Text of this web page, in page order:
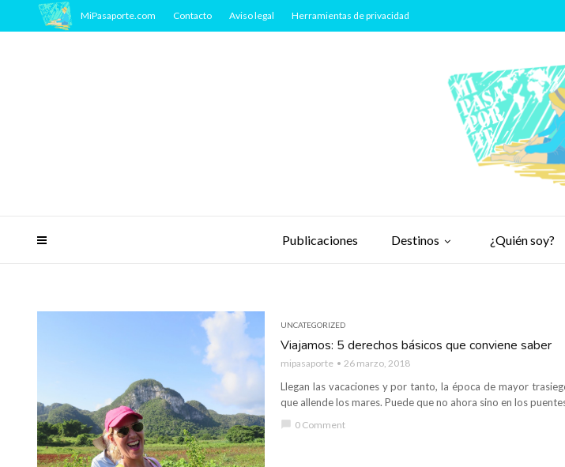
Publicaciones Destinos ¿Quién soy?
MiPasaporte.com Contacto Aviso legal Herramientas de privacidad
UNCATEGORIZED
Viajamos: 5 derechos básicos que conviene saber
mipasaporte 26 marzo, 2018
Llegan las vacaciones y por tanto, la época de mayor
que allende los mares. Puede que no ahora sino en los
chat_bubble 0 Comment